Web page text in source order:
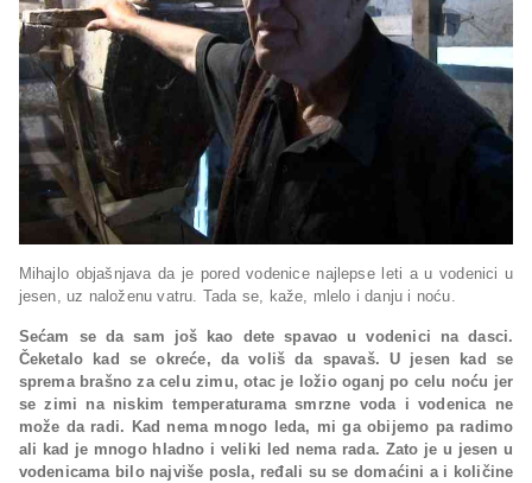
Mihajlo objašnjava da je pored vodenice najlepse leti a u vodenici u
jesen, uz naloženu vatru. Tada se, kaže, mlelo i danju i noću.
Sećam se da sam još kao dete spavao u vodenici na dasci.
Čeketalo kad se okreće, da voliš da spavaš. U jesen kad se
sprema brašno za celu zimu, otac je ložio oganj po celu noću jer
se zimi na niskim temperaturama smrzne voda i vodenica ne
može da radi. Kad nema mnogo leda, mi ga obijemo pa radimo
ali kad je mnogo hladno i veliki led nema rada. Zato je u jesen u
vodenicama bilo najviše posla, ređali su se domaćini a i količine